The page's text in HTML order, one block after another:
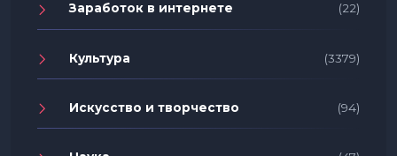
Заработок в интернете (22)
Культура (3379)
Искусство и творчество (94)